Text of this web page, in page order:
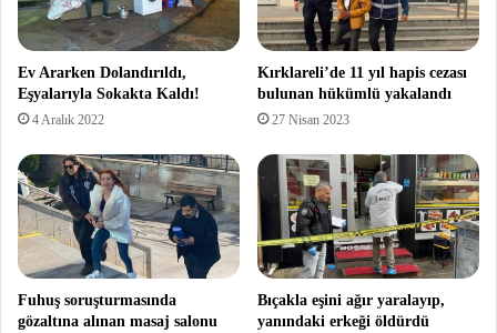
Ev Ararken Dolandırıldı,
Eşyalarıyla Sokakta Kaldı!
4 Aralık 2022
Kırklareli’de 11 yıl hapis cezası
bulunan hükümlü yakalandı
27 Nisan 2023
Fuhuş soruşturmasında
gözaltına alınan masaj salonu
Bıçakla eşini ağır yaralayıp,
yanındaki erkeği öldürdü